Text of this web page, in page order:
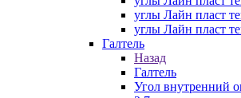
углы Лайн пласт
углы Лайн пласт
Галтель
Назад
Галтель
Угол внутренний